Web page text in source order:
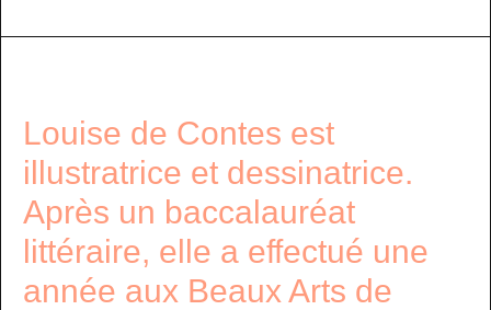
Louise de Contes est
illustratrice et dessinatrice.
Après un baccalauréat
littéraire, elle a effectué une
année aux Beaux Arts de